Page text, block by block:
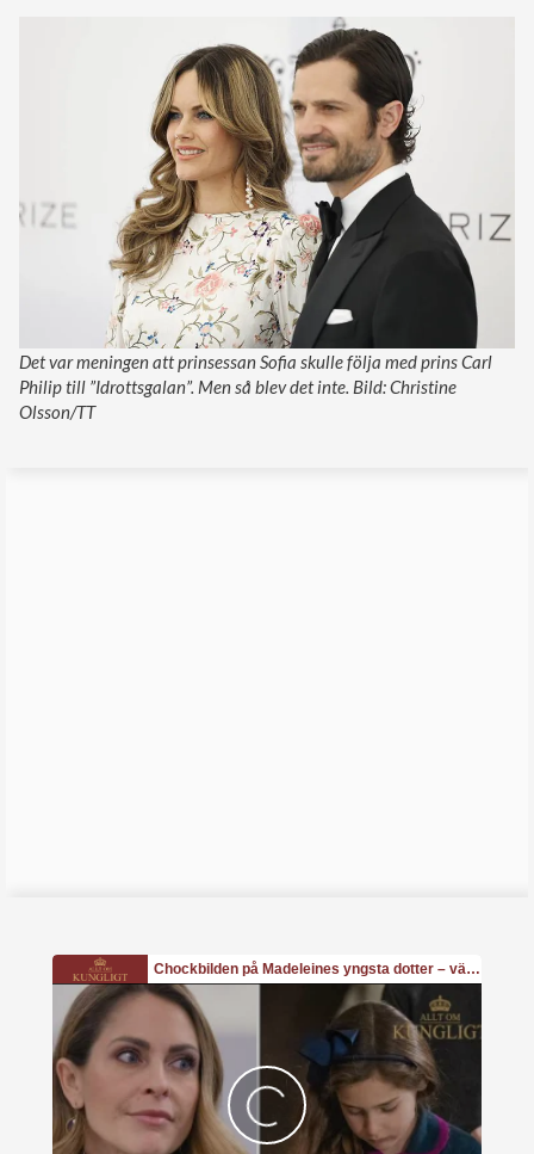
Det var meningen att prinsessan Sofia skulle följa med prins Carl
Philip till ”Idrottsgalan”. Men så blev det inte. Bild: Christine
Olsson/TT